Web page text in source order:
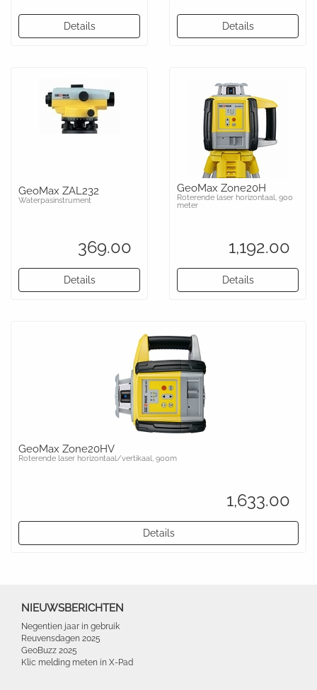
Details Details
GeoMax ZAL232
Waterpasinstrument
369.00
Details
GeoMax Zone20H
Roterende laser horizontaal, 900
meter
1,192.00
Details
GeoMax Zone20HV
Roterende laser horizontaal/vertikaal, 900m
1,633.00
Details
NIEUWSBERICHTEN
Negentien jaar in gebruik
Reuvensdagen 2025
GeoBuzz 2025
Klic melding meten in X-Pad